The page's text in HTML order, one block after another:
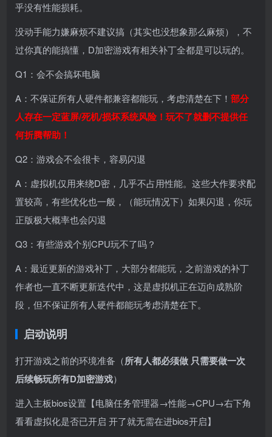
乎没有性能损耗。
没动手能力嫌麻烦不建议搞（其实也没想象那么麻烦），不
过你真的能搞懂，D加密游戏有相关补丁全都是可以玩的。
Q1：会不会搞坏电脑
A：不保证所有人硬件都兼容都能玩，考虑清楚在下！部分
人存在一定蓝屏/死机/损坏系统风险！玩不了就删不提供任
何折腾帮助！
Q2：游戏会不会很卡，容易闪退
A：虚拟机仅用来绕D密，几乎不占用性能。这些大作要求配
置较高，有些优化也一般，（能玩情况下）如果闪退，你玩
正版极大概率也会闪退
Q3：有些游戏个别CPU玩不了吗？
A：最近更新的游戏补丁，大部分都能玩，之前游戏的补丁
作者也一直不断更新迭代中，这是虚拟机正在迈向成熟阶
段，但不保证所有人硬件都能玩考虑清楚在下。
启动说明
打开游戏之前的环境准备（所有人都必须做 只需要做一次
后续畅玩所有D加密游戏）
进入主板bios设置【电脑任务管理器→性能→CPU→右下角
看看虚拟化是否已开启 开了就无需在进bios开启】